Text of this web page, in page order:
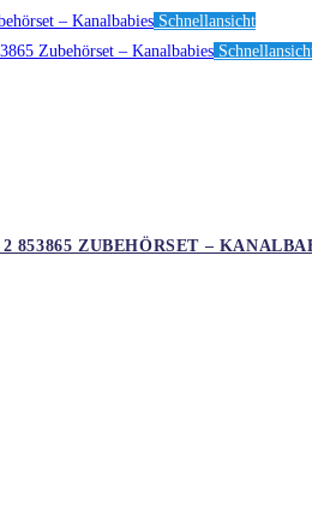
Schnellansicht
853865 ZUBEHÖRSET –